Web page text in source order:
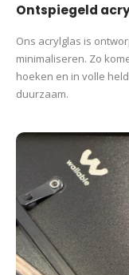
Ontspiegeld
Ons acrylglas is
minimaliseren. Zo
hoeken en in volle
duurzaam.